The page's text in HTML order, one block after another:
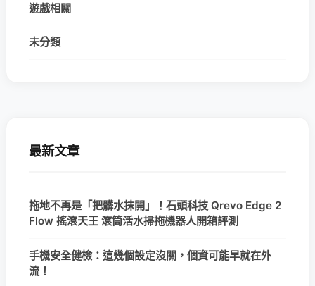
遊戲相關
未分類
最新文章
拖地不再是「把髒水抹開」！石頭科技 Qrevo Edge 2
Flow 搖滾天王 滾筒活水掃拖機器人開箱評測
手機安全健檢：這幾個設定沒關，個資可能早就在外
流！